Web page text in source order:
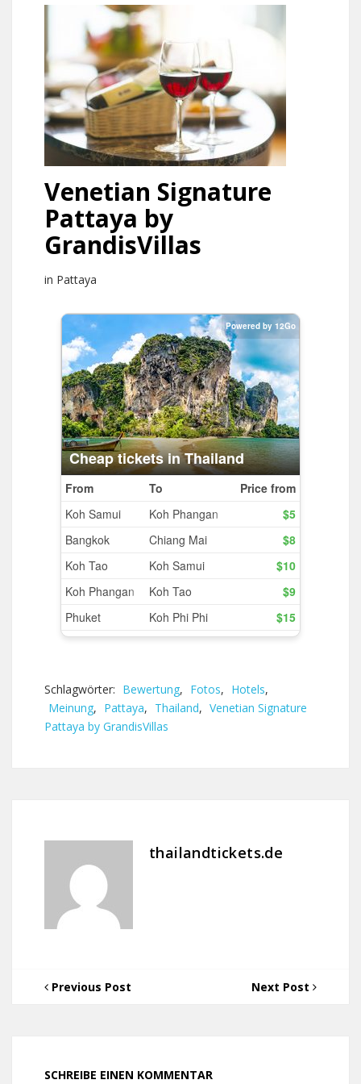
Venetian Signature
Pattaya by
GrandisVillas
in Pattaya
Schlagwörter: Bewertung, Fotos, Hotels,
Meinung, Pattaya, Thailand, Venetian Signature
Pattaya by GrandisVillas
thailandtickets.de
Previous Post Next Post
SCHREIBE EINEN KOMMENTAR